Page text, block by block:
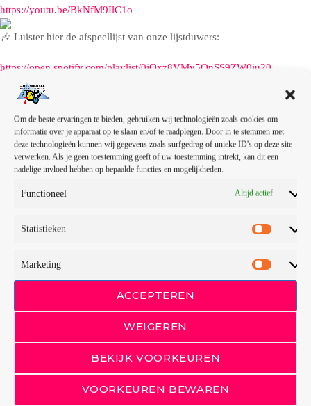
Om de beste ervaringen te bieden, gebruiken wij technologieën zoals cookies om
informatie over je apparaat op te slaan en/of te raadplegen. Door in te stemmen met
deze technologieën kunnen wij gegevens zoals surfgedrag of unieke ID's op deze site
verwerken. Als je geen toestemming geeft of uw toestemming intrekt, kan dit een
nadelige invloed hebben op bepaalde functies en mogelijkheden.
Functioneel Altijd actief
Statistieken
Marketing
ACCEPTEREN
WEIGEREN
BEKIJK VOORKEUREN
VOORKEUREN BEWAREN
https://youtu.be/BkNfM9IlC1o
Luister hier de afspeellijst van onze lijstduwers:
https://open.spotify.com/playlist/0jQxz8VMy5QnSS9ZW0iu20…